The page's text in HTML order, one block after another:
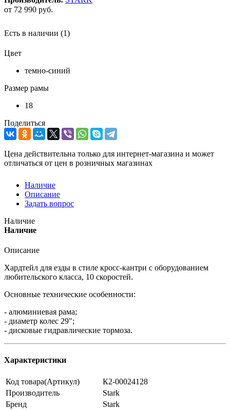
от 72 990 руб.
Есть в наличии (1)
Цвет
темно-синий
Размер рамы
18
Поделиться
Цена действительна только для интернет-магазина и может
отличаться от цен в розничных магазинах
Наличие
Описание
Задать вопрос
Наличие
Наличие
Описание
Хардтейл для езды в стиле кросс-кантри с оборудованием
любительского класса, 10 скоростей.
Основные технические особенности:
- алюминиевая рама;
- диаметр колес 29";
- дисковые гидравлические тормоза.
Характеристики
Код товара(Артикул)
К2-00024128
Производитель
Stark
Бренд
Stark